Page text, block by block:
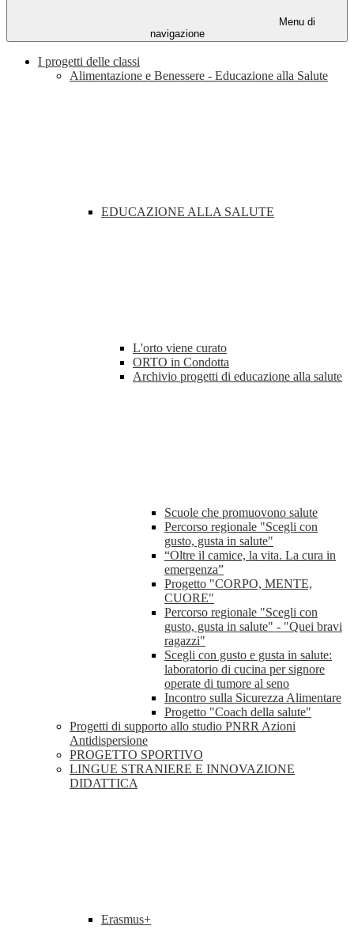
Menu di
navigazione
I progetti delle classi
Alimentazione e Benessere - Educazione alla Salute
EDUCAZIONE ALLA SALUTE
L'orto viene curato
ORTO in Condotta
Archivio progetti di educazione alla salute
Scuole che promuovono salute
Percorso regionale "Scegli con
gusto, gusta in salute"
“Oltre il camice, la vita. La cura in
emergenza”
Progetto "CORPO, MENTE,
CUORE"
Percorso regionale "Scegli con
gusto, gusta in salute" - "Quei bravi
ragazzi"
Scegli con gusto e gusta in salute:
laboratorio di cucina per signore
operate di tumore al seno
Incontro sulla Sicurezza Alimentare
Progetto "Coach della salute"
Progetti di supporto allo studio PNRR Azioni
Antidispersione
PROGETTO SPORTIVO
LINGUE STRANIERE E INNOVAZIONE
DIDATTICA
Erasmus+